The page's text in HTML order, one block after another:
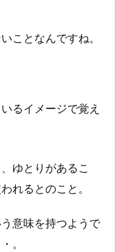
ことなんですね。
るイメージで覚え
ゆとりがあるこ
れるとのこと。
意味を持つようで
。